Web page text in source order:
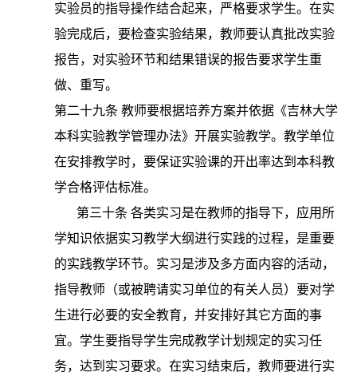
实验员的指导操作结合起来，严格要求学生。在实
验完成后，要检查实验结果，教师要认真批改实验
报告，对实验环节和结果错误的报告要求学生重
做、重写。
第二十九条 教师要根据培养方案并依据《吉林大学
本科实验教学管理办法》开展实验教学。教学单位
在安排教学时，要保证实验课的开出率达到本科教
学合格评估标准。
第三十条 各类实习是在教师的指导下，应用所
学知识依据实习教学大纲进行实践的过程，是重要
的实践教学环节。实习是涉及多方面内容的活动，
指导教师（或被聘请实习单位的有关人员）要对学
生进行必要的安全教育，并安排好其它方面的事
宜。学生要指导学生完成教学计划规定的实习任
务，达到实习要求。在实习结束后，教师要进行实